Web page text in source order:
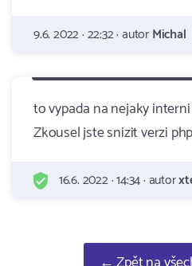
9.6. 2022 · 22:32 · autorMichal
to vypada na nejaky
Zkousel jste snizit verzi
16.6. 2022 · 14:34 · autor